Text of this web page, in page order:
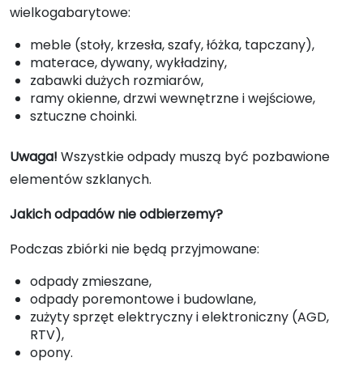
wielkogabarytowe:
meble (stoły, krzesła, szafy, łóżka, tapczany),
materace, dywany, wykładziny,
zabawki dużych rozmiarów,
ramy okienne, drzwi wewnętrzne i wejściowe,
sztuczne choinki.
Uwaga! Wszystkie odpady muszą być pozbawione
elementów szklanych.
Jakich odpadów nie odbierzemy?
Podczas zbiórki nie będą przyjmowane:
odpady zmieszane,
odpady poremontowe i budowlane,
zużyty sprzęt elektryczny i elektroniczny (AGD,
RTV),
opony.